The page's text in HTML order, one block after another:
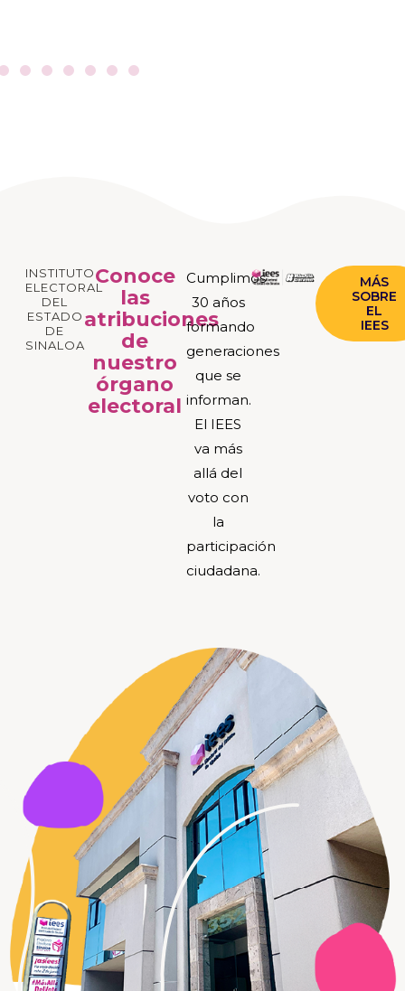
INSTITUTO
ELECTORAL
DEL
ESTADO
DE
SINALOA
Conoce
las
atribuciones
de
nuestro
órgano
electoral
Cumplimos
30 años
formando
generaciones
que se
informan.
El IEES
va más
allá del
voto con
la
participación
ciudadana.
MÁS
SOBRE
EL
IEES